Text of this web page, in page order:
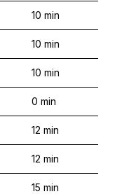
10 min
10 min
10 min
0 min
12 min
12 min
15 min